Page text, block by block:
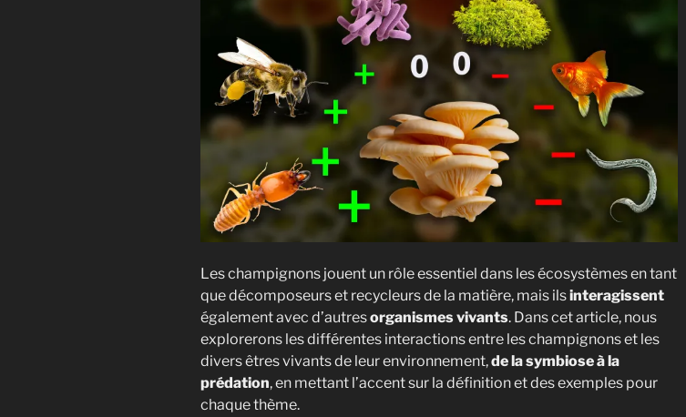
Les champignons jouent un rôle essentiel dans les écosystèmes en tant
que décomposeurs et recycleurs de la matière, mais ilsinteragissent
également avec d’autresorganismes vivants. Dans cet article, nous
explorerons les différentes interactions entre les champignons et les
divers êtres vivants de leur environnement,de la symbiose à la
prédation, en mettant l’accent sur la définition et des exemples pour
chaque thème.